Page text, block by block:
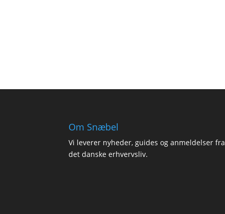
Om Snæbel
Vi leverer nyheder, guides og anmeldelser fra
det danske erhvervsliv.